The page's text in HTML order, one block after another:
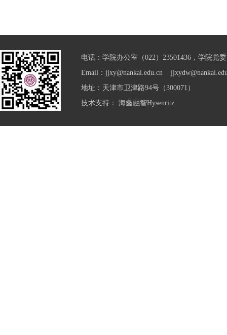
电话：学院办公室（022）23501436，学院党
Email：jjxy@nankai.edu.cn
地址：天津市卫津路94号（300071）
技术支持： 海鑫融智Hysenritz